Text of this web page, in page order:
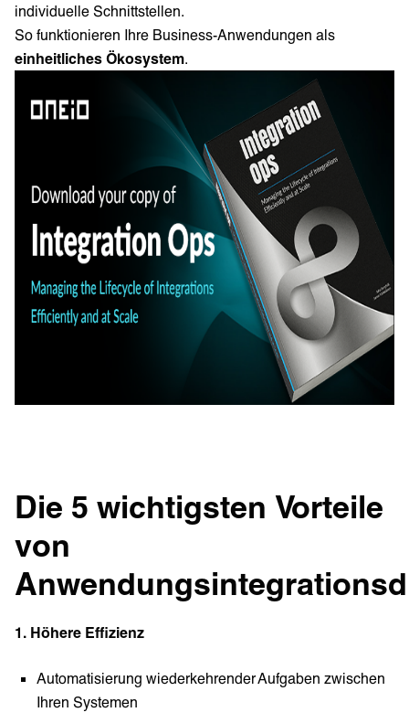
individuelle Schnittstellen.
So funktionieren Ihre Business-Anwendungen als
einheitliches Ökosystem
Die 5 wichtigsten Vorteile
von
1. Höhere Effizienz
Automatisierung wiederkehrender Aufgaben zwischen
Ihren Systemen